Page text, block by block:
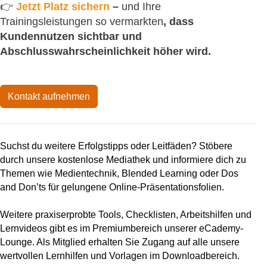
👉 Jetzt Platz sichern – und Ihre
Trainingsleistungen so vermarkten, dass
Kundennutzen sichtbar und
Abschlusswahrscheinlichkeit höher wird.
Kontakt aufnehmen
Suchst du weitere Erfolgstipps oder Leitfäden? Stöbere
durch unsere kostenlose Mediathek und informiere dich zu
Themen wie Medientechnik, Blended Learning oder Dos
and Don’ts für gelungene Online-Präsentationsfolien.
Weitere praxiserprobte Tools, Checklisten, Arbeitshilfen und
Lernvideos gibt es im Premiumbereich unserer eCademy-
Lounge. Als Mitglied erhalten Sie Zugang auf alle unsere
wertvollen Lernhilfen und Vorlagen im Downloadbereich.